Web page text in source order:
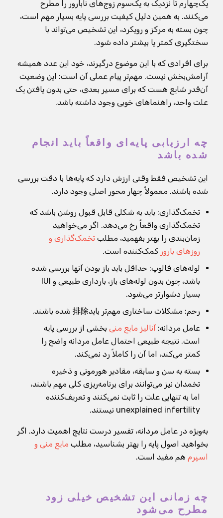
یک‌چهارم تا نزدیک به یک‌سوم زوج‌های نابارور را مطرح
می‌کنند. به همین دلیل کیفیت بررسی پایه بسیار مهم است،
چون بسته به مرکز و رویکرد، این تشخیص می‌تواند با
سختگیری کمتر یا بیشتر داده شود.
برای افرادی که با این موضوع درگیرند، خود این عدد همیشه
آرامش‌بخش نیست. مهم‌تر پیام عملی آن است: این وضعیت
آن‌قدر شایع هست که برای مسیر بعدی، حتی بدون یافتن یک
علت واحد، راهنماهای خوبی وجود داشته باشد.
چه ارزیابی پایه‌ای واقعاً باید انجام
شده باشد
این تشخیص فقط وقتی ارزش دارد که پایه‌ها با دقت بررسی
شده باشند. معمولاً چهار محور اصلی وجود دارد.
تخمک‌گذاری: باید به شکلی قابل قبول روشن باشد که
تخمک‌گذاری واقعاً رخ می‌دهد. اگر می‌خواهید
زمان‌بندی را بهتر بفهمید، مطلب تخمک‌گذاری و
روزهای بارور کمک‌کننده است.
لوله‌های فالوپ: حداقل باید باز بودن آنها بررسی شده
باشد، چون بدون لوله‌های باز، بارداری طبیعی و IUI
بسیار دشوارتر می‌شود.
رحم: مشکلات ساختاری مهم‌تر باید排除 شده باشند.
عامل مردانه: آنالیز مایع منی بخشی از بررسی پایه
است. نتیجه طبیعی احتمال عامل مردانه واضح را
کمتر می‌کند، اما آن را کاملاً رد نمی‌کند.
بسته به سن و سابقه، مقادیر هورمونی و ذخیره
تخمدان نیز می‌توانند برای برنامه‌ریزی کلی مهم باشند،
اما به تنهایی علت را ثابت نمی‌کنند و تعریف‌کننده
unexplained infertility نیستند.
به‌ویژه در عامل مردانه، تفسیر درست نتایج اهمیت دارد. اگر
بخواهید اصول پایه را بهتر بشناسید، مطلب مایع منی و
اسپرم هم مفید است.
چه زمانی این تشخیص خیلی زود
مطرح می‌شود